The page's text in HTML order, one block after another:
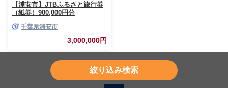
【浦安市】JTBふるさと旅行券
（紙券）900,000円分
千葉県浦安市
3,000,000円
1件～3件 （全3件）